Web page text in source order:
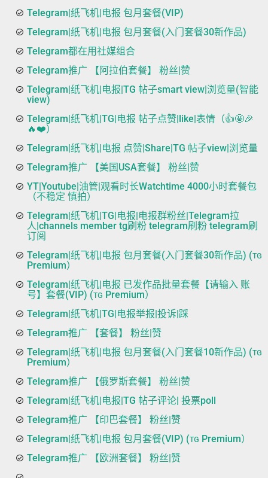
Telegram|纸飞机|电报 包月套餐(VIP)
Telegram|纸飞机|电报 包月套餐(入门套餐30新作品)
Telegram都在用社媒组合
Telegram推广 【阿拉伯套餐】 粉丝|赞
Telegram|纸飞机|电报|TG 帖子smart view|浏览量(智能
view)
Telegram|纸飞机|TG|电报 帖子点赞|like|表情（👍🤩🎉
🔥❤️）
Telegram|纸飞机|电报 点赞|Share|TG 帖子view|浏览量
Telegram推广 【美国USA套餐】 粉丝|赞
YT|Youtube|油管|观看时长Watchtime 4000小时套餐包
（不稳定 慎拍）
Telegram|纸飞机|TG|电报|电报群粉丝|Telegram拉
人|channels member tg刷粉 telegram刷粉 telegram刷
订阅
Telegram|纸飞机|电报 包月套餐(入门套餐30新作品) (ᴛɢ
Premium）
Telegram|纸飞机|电报 已发作品批量套餐【请输入 账
号】套餐(VIP) (ᴛɢ Premium）
Telegram|纸飞机|TG|电报举报|投诉|踩
Telegram推广 【套餐】 粉丝|赞
Telegram|纸飞机|电报 包月套餐(入门套餐10新作品) (ᴛɢ
Premium）
Telegram推广 【俄罗斯套餐】 粉丝|赞
Telegram|纸飞机|电报|TG 帖子评论| 投票poll
Telegram推广 【印巴套餐】 粉丝|赞
Telegram|纸飞机|电报 包月套餐(VIP) (ᴛɢ Premium）
Telegram推广 【欧洲套餐】 粉丝|赞